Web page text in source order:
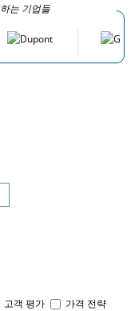
는 기업들
고객 평가
가격 전략